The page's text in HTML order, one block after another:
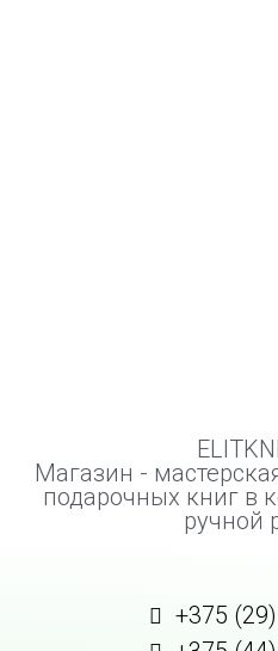
Магазин -
подарочных книг в
ручной
+375